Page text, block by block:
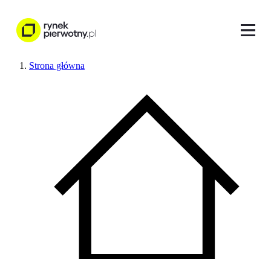
Strona główna